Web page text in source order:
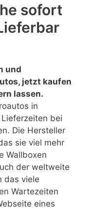
sofort
und
jetzt kaufen
lassen.
in
bei
Die Hersteller
sie viel mehr
Wallboxen
der weltweite
das viele
Wartezeiten
eines